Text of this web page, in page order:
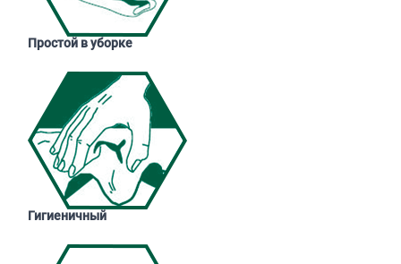
Простой в уборке
Гигиеничный